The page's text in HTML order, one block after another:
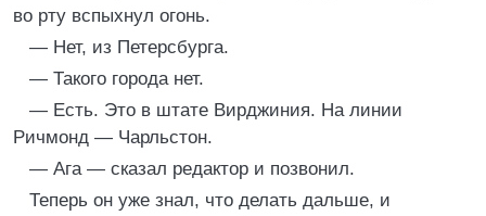
во рту вспыхнул огонь.
— Нет, из Петерсбурга.
— Такого города нет.
— Есть. Это в штате Вирджиния. На линии
Ричмонд — Чарльстон.
— Ага — сказал редактор и позвонил.
Теперь он уже знал, что делать дальше, и